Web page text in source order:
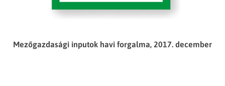
Mezőgazdasági inputok havi forgalma, 2017. december